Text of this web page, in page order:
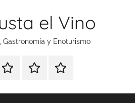
el Vino
Gastronomía y Enoturismo
Enoturismo
Gastronomía
RankingContacto